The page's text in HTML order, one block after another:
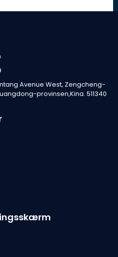
Avenue West, Zengcheng-
provinsen,Kina. 511340